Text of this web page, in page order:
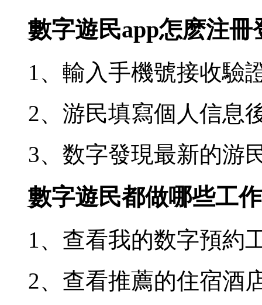
數字遊民app怎麽注冊
1、輸入手機號接收驗
2、游民填寫個人信息
3、数字發現最新的游
數字遊民都做哪些工作
1、查看我的数字預約
2、查看推薦的住宿酒